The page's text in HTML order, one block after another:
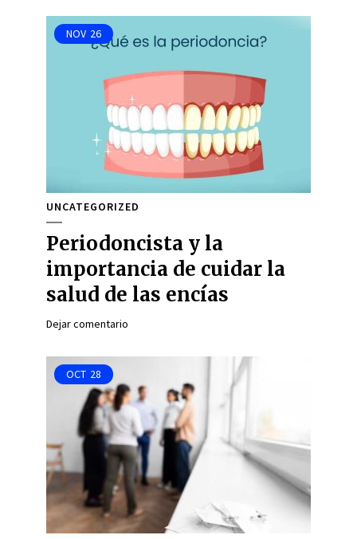
NOV 26
UNCATEGORIZED
Periodoncista y la
importancia de cuidar la
salud de las encías
Dejar comentario
OCT 28